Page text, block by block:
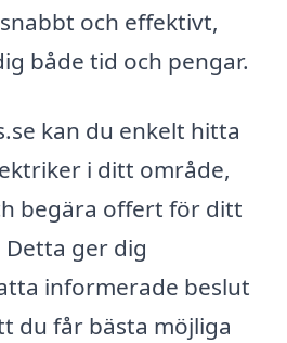
och effektivt,
både tid och pengar.
kan du enkelt hitta
i ditt område,
begära offert för ditt
ger dig
informerade beslut
du får bästa möjliga